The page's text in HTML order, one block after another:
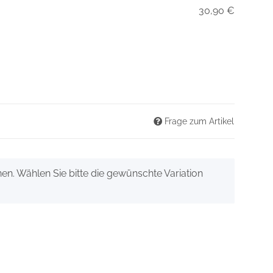
30,90 €
Frage zum Artikel
Wählen Sie bitte die gewünschte Variation